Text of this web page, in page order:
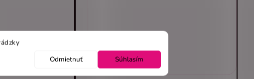
Odmietnuť Súhlasím